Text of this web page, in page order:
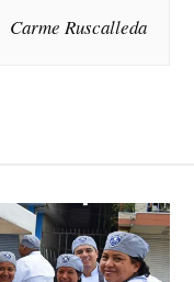
Carme Ruscalleda